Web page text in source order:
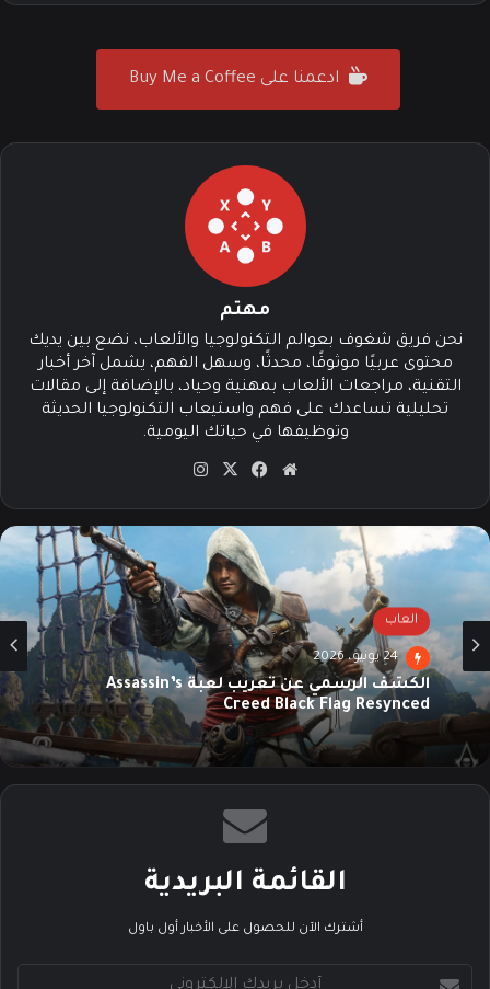
ادعمنا على Buy Me a Coffee
مهتم
نحن فريق شغوف بعوالم التكنولوجيا والألعاب، نضع بين يديك
محتوى عربيًا موثوقًا، محدثًا، وسهل الفهم، يشمل آخر أخبار
التقنية، مراجعات الألعاب بمهنية وحياد، بالإضافة إلى مقالات
تحليلية تساعدك على فهم واستيعاب التكنولوجيا الحديثة
وتوظيفها في حياتك اليومية.
موقع فيسبوك
‫X
العاب
24 يونيو، 2026
الكشف الرسمي عن تعريب لعبة Assassin’s
Creed Black Flag Resynced
القائمة البريدية
أشترك الآن للحصول على الأخبار أول باول